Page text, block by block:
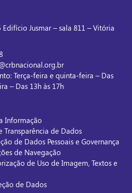
Edifício Jusmar – sala 811 – Vitória
Terça-feira e quinta-feira – Das
– Das 13h às 17h
Informação
Transparência de Dados
de Dados Pessoais e Governança
de Navegação
de Uso de Imagem, Textos e
de Dados